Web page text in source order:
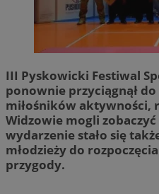
III Pyskowicki Festiwal
ponownie przyciągnął
miłośników aktywności,
Widzowie mogli
wydarzenie stało się
młodzieży do
przygody.